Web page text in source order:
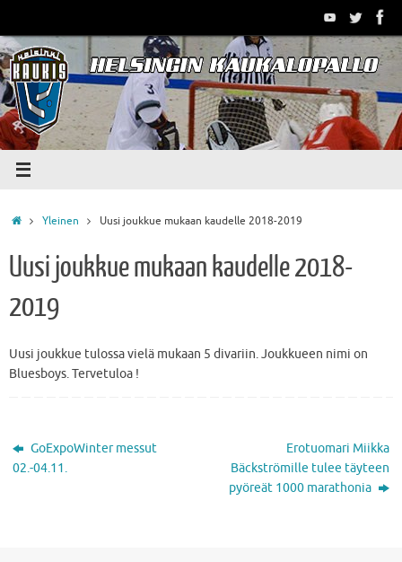
content
HomeYleinen Uusi joukkue mukaan kaudelle 2018-2019
Uusi joukkue mukaan kaudelle 2018-
2019
Uusi joukkue tulossa vielä mukaan 5 divariin. Joukkueen nimi on
Bluesboys. Tervetuloa !
GoExpoWinter messut
02.-04.11.
Erotuomari Miikka
Bäckströmille tulee täyteen
pyöreät 1000 marathonia